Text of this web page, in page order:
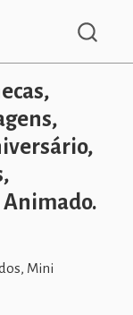
Animado.
Mini